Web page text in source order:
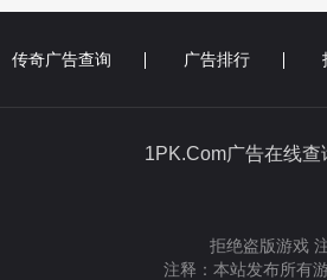
传奇广告查询 广告排行
1PK.Com广告在
拒绝盗版游戏
注释：本站发布所有